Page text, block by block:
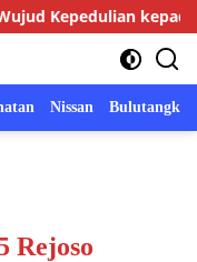
kepada
Nissan Bulutangkis
Rejoso